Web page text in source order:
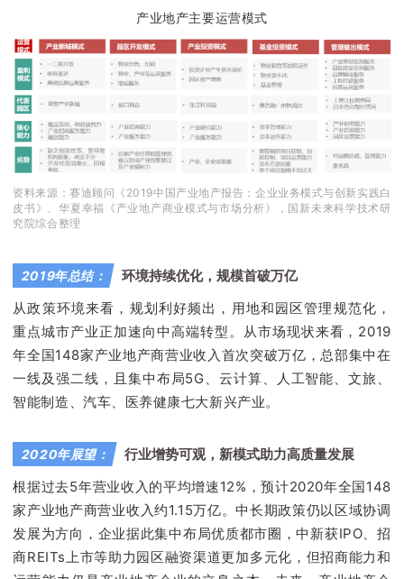
产业地产主要运营模式
资料来源：赛迪顾问《2019中国产业地产报告：企业业务模式与创新实践白
皮书》、华夏幸福《产业地产商业模式与市场分析》，国新未来科学技术研
究院综合整理
2019年总结：
环境持续优化，规模首破万亿
从政策环境来看，规划利好频出，用地和园区管理规范化，
重点城市产业正加速向中高端转型。从市场现状来看，2019
年全国148家产业地产商营业收入首次突破万亿，总部集中在
一线及强二线，且集中布局5G、云计算、人工智能、文旅、
智能制造、汽车、医养健康七大新兴产业。
2020年展望：
行业增势可观，新模式助力高质量发展
根据过去5年营业收入的平均增速12%，预计2020年全国148
家产业地产商营业收入约1.15万亿。中长期政策仍以区域协调
发展为方向，企业据此集中布局优质都市圈，中新获IPO、招
商REITs上市等助力园区融资渠道更加多元化，但招商能力和